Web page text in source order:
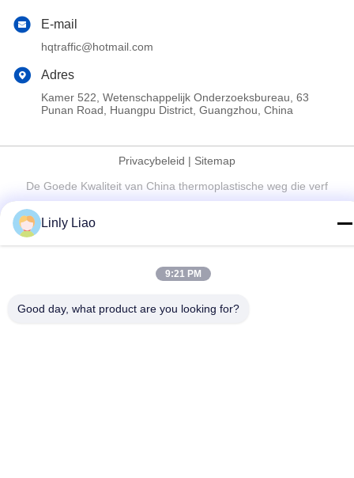
E-mail
hqtraffic@hotmail.com
Adres
Kamer 522, Wetenschappelijk Onderzoeksbureau, 63
Punan Road, Huangpu District, Guangzhou, China
Privacybeleid | Sitemap
De Goede Kwaliteit van China thermoplastische weg die verf
merken Leverancier. Copyright © 2024-2026 Guangdong Hua
Qun Traffic Facilities Co., Ltd. By Shares . Alle rechten
voorbehoudena.
Linly Liao
9:21 PM
Good day, what product are you looking for?